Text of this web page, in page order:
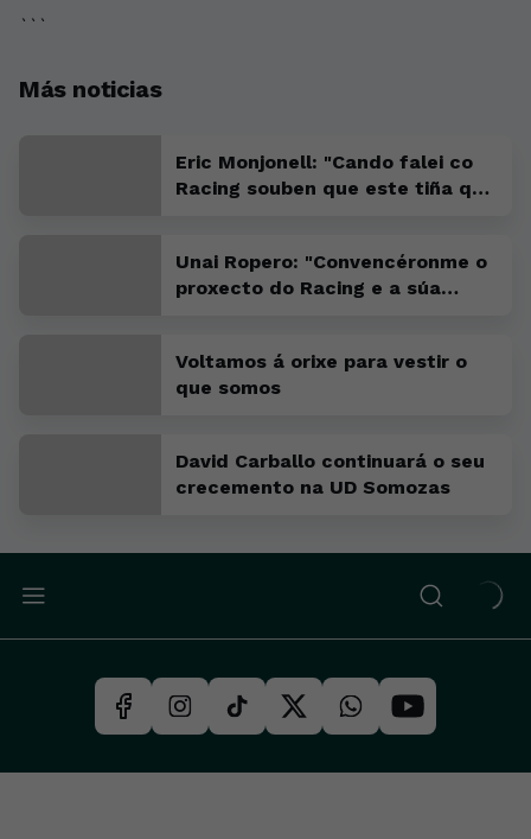
```
Más noticias
Eric Monjonell: "Cando falei co
Racing souben que este tiña que
Unai Ropero: "Convencéronme o
proxecto do Racing e a súa
Voltamos á orixe para vestir o
que somos
David Carballo continuará o seu
crecemento na UD Somozas